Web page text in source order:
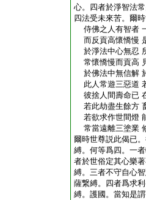
心。四者於淨智法
四法受未來苦。爾
侍佛之人有智者
而反貢高懷憍慢
於淨法中心無忍
常懷憍慢而貢高
於佛法中無信解
此人常遊三惡道
彼捨人間壽命已
若此劫盡生餘方
若欲求作世間燈
常當遠離三塗業
爾時世尊説此偈已
縛。何等爲四。一
者於世俗定其心樂
縛。三者不守自心
薩繋縛。四者爲求
縛。護國。當知是